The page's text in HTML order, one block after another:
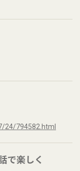
24/794582.html
で楽しく